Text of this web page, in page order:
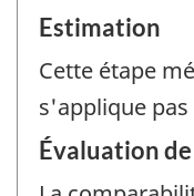
Estimation
Cette étape
s'applique
Évaluation